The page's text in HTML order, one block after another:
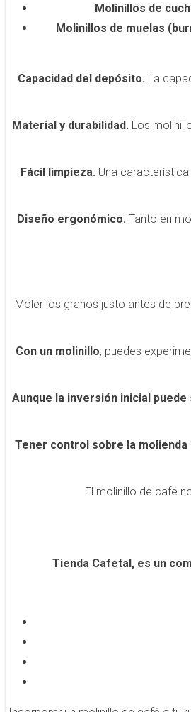
Molinillos de
Molinillos de muelas
Capacidad del depósito. La
Material y durabilidad. Los
Fácil limpieza. Una
Diseño ergonómico. Tanto en
Moler los granos justo antes de
Con un molinillo, puedes
Aunque la inversión inicial
Tener control sobre la
El molinillo de café
Tienda Cafetal, es un